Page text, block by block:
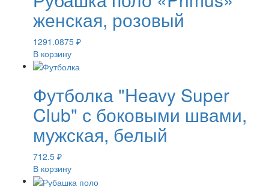
женская, розовый
1291.0875 ₽
В корзину
Футболка "Heavy Super
Club" с боковыми швами,
мужская, белый
712.5 ₽
В корзину